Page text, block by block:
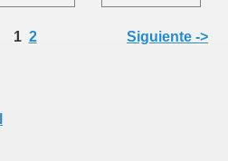
1 2 Siguiente ->